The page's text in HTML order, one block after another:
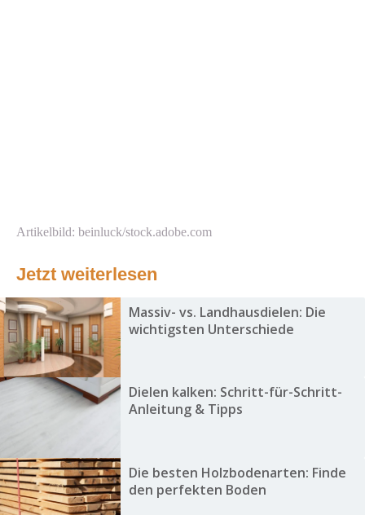
Artikelbild: beinluck/stock.adobe.com
Jetzt weiterlesen
Massiv- vs. Landhausdielen: Die
wichtigsten Unterschiede
Dielen kalken: Schritt-für-Schritt-
Anleitung & Tipps
Die besten Holzbodenarten: Finde
den perfekten Boden